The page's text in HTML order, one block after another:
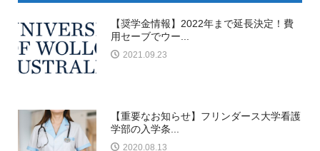
【奨学金情報】2022年まで延長決定！費
用セーブでウー...
2021.09.23
【重要なお知らせ】フリンダース大学看護
学部の入学条...
2020.08.13